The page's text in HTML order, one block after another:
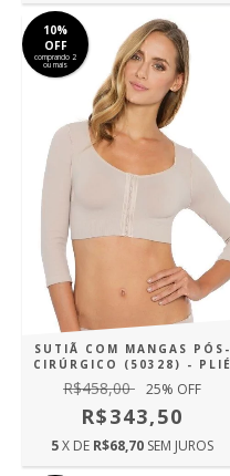
10%
OFF
comprando 2
ou mais
SUTIÃ COM MANGAS PÓS-
CIRÚRGICO (50328) - PLIÉ
R$458,00 25% OFF
R$343,50
5X DE R$68,70 SEM JUROS